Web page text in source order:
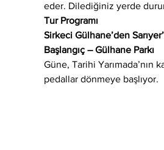
eder. Dilediğiniz yerde
Tur Programı
Sirkeci Gülhane’den
Başlangıç – Gülhane Parkı
Güne, Tarihi Yarımada’nın
pedallar dönmeye başlıyor.